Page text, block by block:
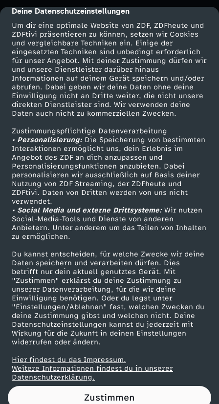
cmp-dialog-description
Deine Datenschutzeinstellungen
Um dir eine optimale Website von ZDF, ZDFheute und
ZDFtivi präsentieren zu können, setzen wir Cookies
und vergleichbare Techniken ein. Einige der
eingesetzten Techniken sind unbedingt erforderlich
für unser Angebot. Mit deiner Zustimmung dürfen wir
und unsere Dienstleister darüber hinaus
Informationen auf deinem Gerät speichern und/oder
abrufen. Dabei geben wir deine Daten ohne deine
Einwilligung nicht an Dritte weiter, die nicht unsere
direkten Dienstleister sind. Wir verwenden deine
Daten auch nicht zu kommerziellen Zwecken.
Zustimmungspflichtige Datenverarbeitung
• Personalisierung:Die Speicherung von bestimmten
Interaktionen ermöglicht uns, dein Erlebnis im
Angebot des ZDF an dich anzupassen und
Personalisierungsfunktionen anzubieten. Dabei
personalisieren wir ausschließlich auf Basis deiner
Nutzung von ZDF Streaming, der ZDFheute und
ZDFtivi. Daten von Dritten werden von uns nicht
verwendet.
• Social Media und externe Drittsysteme:Wir nutzen
Social-Media-Tools und Dienste von anderen
Anbietern. Unter anderem um das Teilen von Inhalten
zu ermöglichen.
Du kannst entscheiden, für welche Zwecke wir deine
Daten speichern und verarbeiten dürfen. Dies
betrifft nur dein aktuell genutztes Gerät. Mit
"Zustimmen" erklärst du deine Zustimmung zu
unserer Datenverarbeitung, für die wir deine
Einwilligung benötigen. Oder du legst unter
"Einstellungen/Ablehnen" fest, welchen Zwecken du
deine Zustimmung gibst und welchen nicht. Deine
Datenschutzeinstellungen kannst du jederzeit mit
Wirkung für die Zukunft in deinen Einstellungen
widerrufen oder ändern.
Hier findest du das Impressum.
Weitere Informationen findest du in unserer
Datenschutzerklärung.
Zustimmen
r
t
P
f
e
r
d
e
r
e
n
n
e
n
:
Z
w
Mehr ZDF
ZDF-Apps
Smart TV
ZDFtext
Livestreams
Sendungen A-Z
TV-Programm
Service
ZDFmitreden
Kontakt zum ZDF
Tickets
Zuschauerservice
Hilfe
ZDF Unternehmen
Karriere
ZDF goes Schule
Werbefernsehen
Mainzelmännchen
Partner